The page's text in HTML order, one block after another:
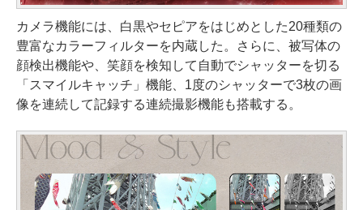
カメラ機能には、白黒やセピアをはじめとした20種類の
豊富なカラーフィルターを内蔵した。さらに、被写体の
顔検出機能や、笑顔を検知して自動でシャッターを切る
「スマイルキャッチ」機能、1度のシャッターで3枚の画
像を連続して記録する連続撮影機能も搭載する。